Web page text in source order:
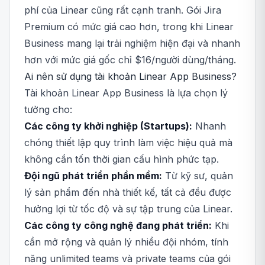
phí của Linear cũng rất cạnh tranh. Gói Jira
Premium có mức giá cao hơn, trong khi Linear
Business mang lại trải nghiệm hiện đại và nhanh
hơn với mức giá gốc chỉ $16/người dùng/tháng.
Ai nên sử dụng tài khoản Linear App Business?
Tài khoản Linear App Business là lựa chọn lý
tưởng cho:
Các công ty khởi nghiệp (Startups): Nhanh
chóng thiết lập quy trình làm việc hiệu quả mà
không cần tốn thời gian cấu hình phức tạp.
Đội ngũ phát triển phần mềm: Từ kỹ sư, quản
lý sản phẩm đến nhà thiết kế, tất cả đều được
hưởng lợi từ tốc độ và sự tập trung của Linear.
Các công ty công nghệ đang phát triển: Khi
cần mở rộng và quản lý nhiều đội nhóm, tính
năng unlimited teams và private teams của gói